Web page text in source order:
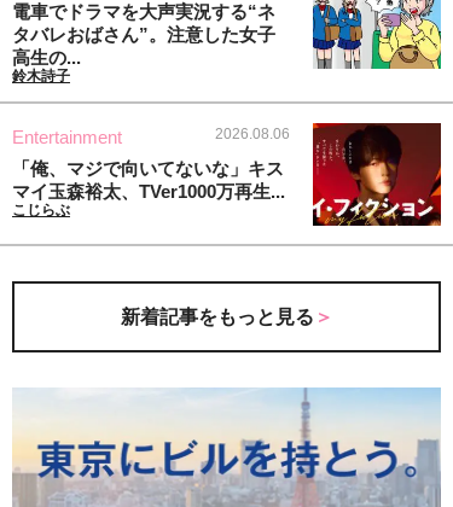
電車でドラマを大声実況する“ネ
タバレおばさん”。注意した女子
高生の...
鈴木詩子
Entertainment 2026.08.06
「俺、マジで向いてないな」キス
マイ玉森裕太、TVer1000万再生...
こじらぶ
新着記事をもっと見る